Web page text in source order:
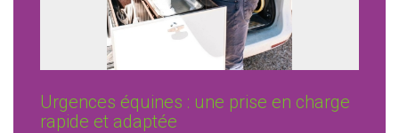
Urgences équines : une prise en charge
rapide et adaptée